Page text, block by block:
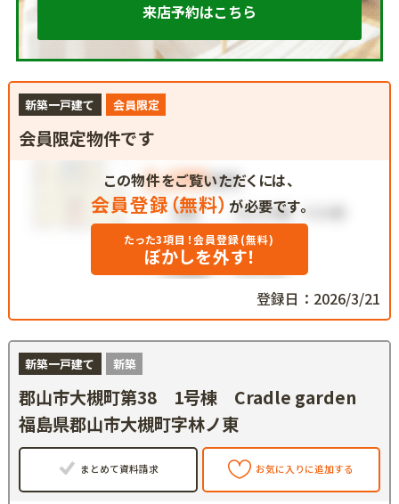
来店予約はこちら
新築一戸建て 会員限定
会員限定物件です
この物件をご覧いただくには、
会員登録（無料） が必要です。
たった3項目！会員登録(無料)
ぼかしを外す！
登録日：2026/3/21
新築一戸建て 新築
郡山市大槻町第38 1号棟 Cradle garden
福島県郡山市大槻町字林ノ東
まとめて資料請求 お気に入りに追加する